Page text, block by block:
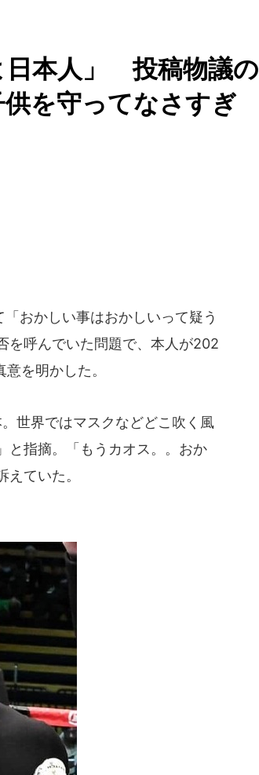
日本人」 投稿物議の
を守ってなさすぎ
おかしい事はおかしいって疑う
を呼んでいた問題で、本人が202
を明かした。
世界ではマスクなどどこ吹く風
と指摘。「もうカオス。。おか
ていた。